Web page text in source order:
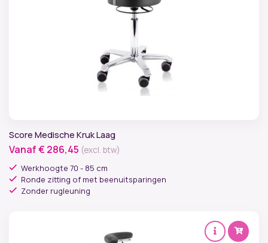
Werkbladhoogte
Zithoogte
Score Medische Kruk Laag
Vanaf€ 286,45 (excl. btw)
Werkhoogte 70 - 85 cm
Ronde zitting of met beenuitsparingen
Zonder rugleuning